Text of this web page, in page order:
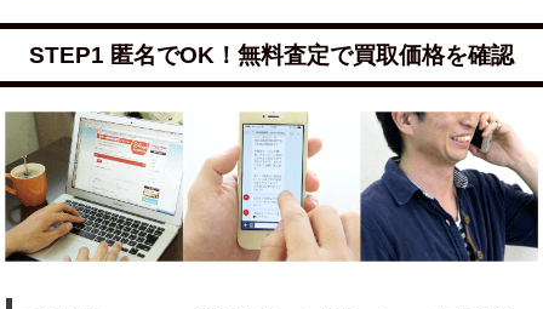
STEP1 匿名でOK！無料査定で買取価格を確認